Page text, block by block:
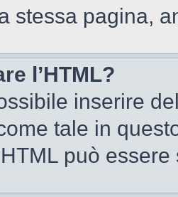
stessa pagina,
l’HTML?
inserire
tale in
può